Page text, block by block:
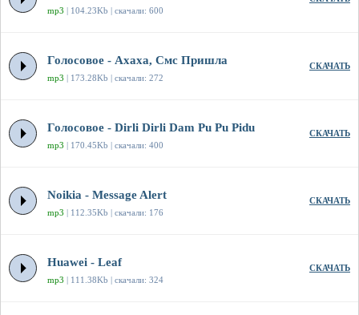
mp3 | 104.23Kb | скачали: 600
Голосовое - Ахаха, Смс Пришла
mp3 | 173.28Kb | скачали: 272
СКАЧАТЬ
Голосовое - Dirli Dirli Dam Pu Pu Pidu
mp3 | 170.45Kb | скачали: 400
СКАЧАТЬ
Noikia - Message Alert
mp3 | 112.35Kb | скачали: 176
СКАЧАТЬ
Huawei - Leaf
mp3 | 111.38Kb | скачали: 324
СКАЧАТЬ